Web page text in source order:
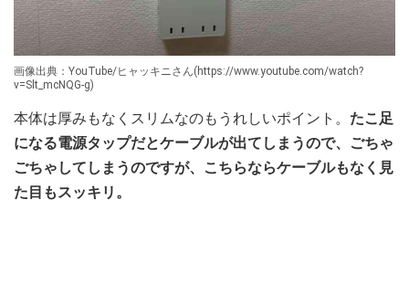
画像出典：YouTube/ヒャッキニさん(https://www.youtube.com/watch?
v=Slt_mcNQG-g)
本体は厚みもなくスリムなのもうれしいポイント。 たこ足
になる電源タップだとケーブルが出てしまうので、ごちゃ
ごちゃしてしまうのですが、こちらならケーブルもなく見
た目もスッキリ。